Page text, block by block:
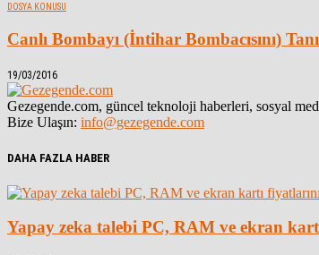
DOSYA KONUSU
Canlı Bombayı (İntihar Bombacısını)
19/03/2016
Gezegende.com, güncel teknoloji haberleri, sosyal
Bize Ulaşın: info@gezegende.com
DAHA FAZLA HABER
Yapay zeka talebi PC, RAM ve ekran